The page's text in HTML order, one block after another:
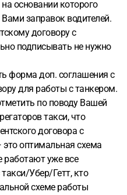
основании которого
заправок водителей.
договору с
подписывать не нужно
форма доп. соглашения с
для работы с танкером.
по поводу Вашей
такси, что
договора с
оптимальная схема
работают уже все
Убер/Гетт, кто
схеме работы